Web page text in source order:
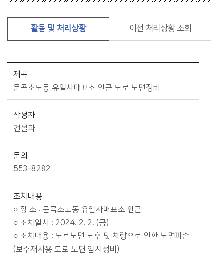
활동 및 처리상황 이전 처리상황 조회
제목
문곡소도동 유일사매표소 인근 도로 노면정비
작성자
건설과
문의
553-8282
조치내용
○ 장 소 : 문곡소도동 유일사매표소 인근
○ 조치일시 : 2024. 2. 2. (금)
○ 조치내용 : 도로노면 노후 및 차량으로 인한 노면파손
(보수재사용 도로 노면 임시정비)